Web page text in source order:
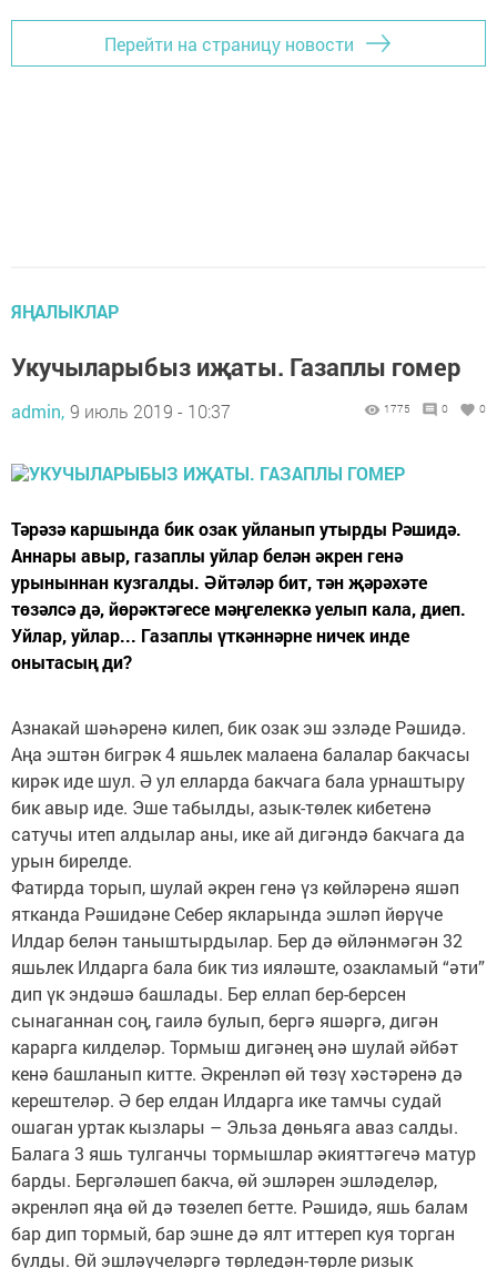
Перейти на страницу новости
ЯҢАЛЫКЛАР
Укучыларыбыз иҗаты. Газаплы гомер
admin, 9 июль 2019 - 10:37 1775 0 0
Тәрәзә каршында бик озак уйланып утырды Рәшидә.
Аннары авыр, газаплы уйлар белән әкрен генә
урыныннан кузгалды. Әйтәләр бит, тән җәрәхәте
төзәлсә дә, йөрәктәгесе мәңгелеккә уелып кала, диеп.
Уйлар, уйлар... Газаплы үткәннәрне ничек инде
онытасың ди?
Азнакай шәһәренә килеп, бик озак эш эзләде Рәшидә.
Аңа эштән бигрәк 4 яшьлек малаена балалар бакчасы
кирәк иде шул. Ә ул елларда бакчага бала урнаштыру
бик авыр иде. Эше табылды, азык-төлек кибетенә
сатучы итеп алдылар аны, ике ай дигәндә бакчага да
урын бирелде.
Фатирда торып, шулай әкрен генә үз көйләренә яшәп
ятканда Рәшидәне Себер якларында эшләп йөрүче
Илдар белән таныштырдылар. Бер дә өйләнмәгән 32
яшьлек Илдарга бала бик тиз ияләште, озакламый “әти”
дип үк эндәшә башлады. Бер еллап бер-берсен
сынаганнан соң, гаилә булып, бергә яшәргә, дигән
карарга килделәр. Тормыш дигәнең әнә шулай әйбәт
кенә башланып китте. Әкренләп өй төзү хәстәренә дә
керештеләр. Ә бер елдан Илдарга ике тамчы судай
ошаган уртак кызлары – Эльза дөньяга аваз салды.
Балага 3 яшь тулганчы тормышлар әкияттәгечә матур
барды. Бергәләшеп бакча, өй эшләрен эшләделәр,
әкренләп яңа өй дә төзелеп бетте. Рәшидә, яшь балам
бар дип тормый, бар эшне дә ялт иттереп куя торган
булды. Өй эшләүчеләргә төрледән-төрле ризык